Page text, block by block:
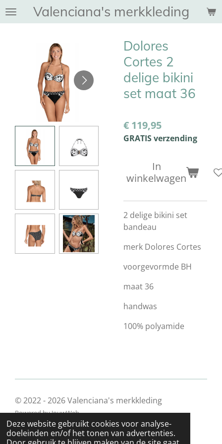
Deze website gebruikt cookies voor analyse-
doeleinden en/of het tonen van advertenties.
Ga
direct
hoofdinhoud
Valenciana's merkkleding
Dolores
Cortes 2
delige bikini
set maat 36
€ 119,95
GRATIS verzending
In
winkelwagen
2 delige bikini set
bandeau
merk Dolores Cortes
voorgevormde BH
maat 36
handwas
100% polyamide
© 2022 - 2026 Valenciana's merkkleding
Powered byJouwWeb